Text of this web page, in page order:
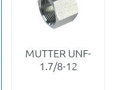
MUTTER UNF-
1.7/8-12